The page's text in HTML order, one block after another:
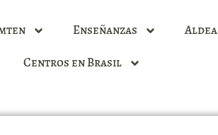
Enseñanzas
Centros en Brasil